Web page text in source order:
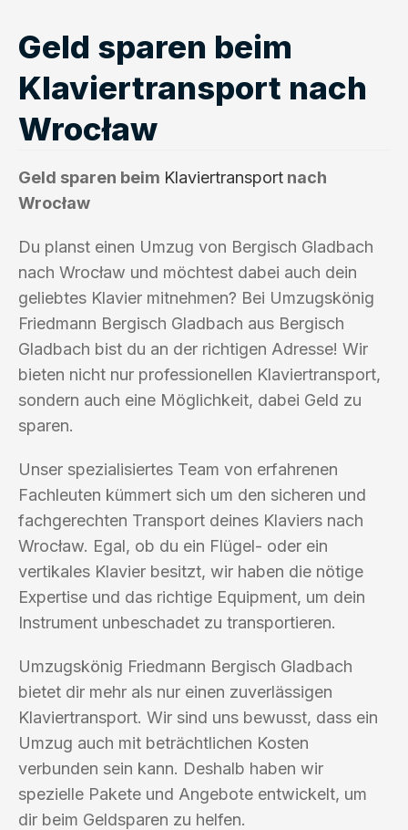
Geld sparen beim
Klaviertransport nach
Wrocław
Geld sparen beim Klaviertransport nach
Wrocław
Du planst einen Umzug von Bergisch Gladbach
nach Wrocław und möchtest dabei auch dein
geliebtes Klavier mitnehmen? Bei Umzugskönig
Friedmann Bergisch Gladbach aus Bergisch
Gladbach bist du an der richtigen Adresse! Wir
bieten nicht nur professionellen Klaviertransport,
sondern auch eine Möglichkeit, dabei Geld zu
sparen.
Unser spezialisiertes Team von erfahrenen
Fachleuten kümmert sich um den sicheren und
fachgerechten Transport deines Klaviers nach
Wrocław. Egal, ob du ein Flügel- oder ein
vertikales Klavier besitzt, wir haben die nötige
Expertise und das richtige Equipment, um dein
Instrument unbeschadet zu transportieren.
Umzugskönig Friedmann Bergisch Gladbach
bietet dir mehr als nur einen zuverlässigen
Klaviertransport. Wir sind uns bewusst, dass ein
Umzug auch mit beträchtlichen Kosten
verbunden sein kann. Deshalb haben wir
spezielle Pakete und Angebote entwickelt, um
dir beim Geldsparen zu helfen.